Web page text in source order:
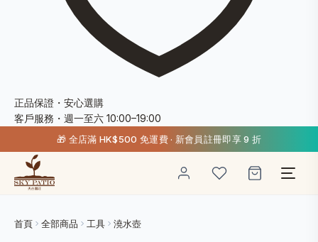
正品保證・安心選購
客戶服務・週一至六 10:00–19:00
🎁 全店滿 HK$500 免運費 · 新會員註冊即享 9 折
首頁 全部商品 工具 澆水壺